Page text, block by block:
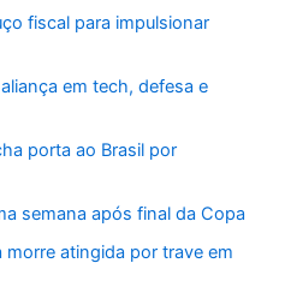
fiscal para impulsionar
em tech, defesa e
porta ao Brasil por
semana após final da Copa
morre atingida por trave em